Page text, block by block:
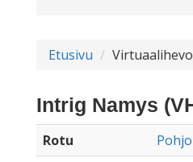
Etusivu
Intrig Namys
Rotu